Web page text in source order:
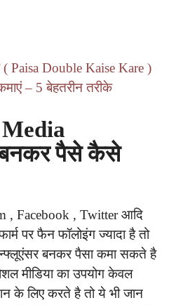
Double Kaise Kare )
– 5 बेहतरीन तरीके
पैसे कैसे
, Facebook , Twitter आदि
पर फैन फॉलोइंग ज्यादा है तो
बनकर पैसा कमा सकते है
मीडिया का उपयोग केवल
के लिए करते है तो ये भी जान